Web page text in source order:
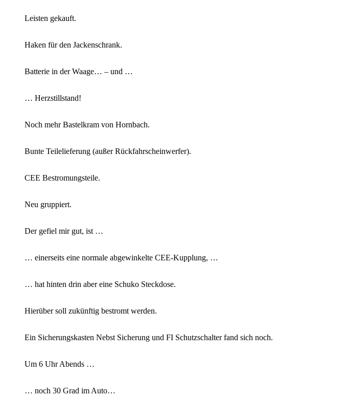
Leisten gekauft.
Haken für den Jackenschrank.
Batterie in der Waage… – und …
… Herzstillstand!
Noch mehr Bastelkram von Hornbach.
Bunte Teilelieferung (außer Rückfahrscheinwerfer).
CEE Bestromungsteile.
Neu gruppiert.
Der gefiel mir gut, ist …
… einerseits eine normale abgewinkelte CEE-Kupplung, …
… hat hinten drin aber eine Schuko Steckdose.
Hierüber soll zukünftig bestromt werden.
Ein Sicherungskasten Nebst Sicherung und FI Schutzschalter fand sich noch.
Um 6 Uhr Abends …
… noch 30 Grad im Auto…